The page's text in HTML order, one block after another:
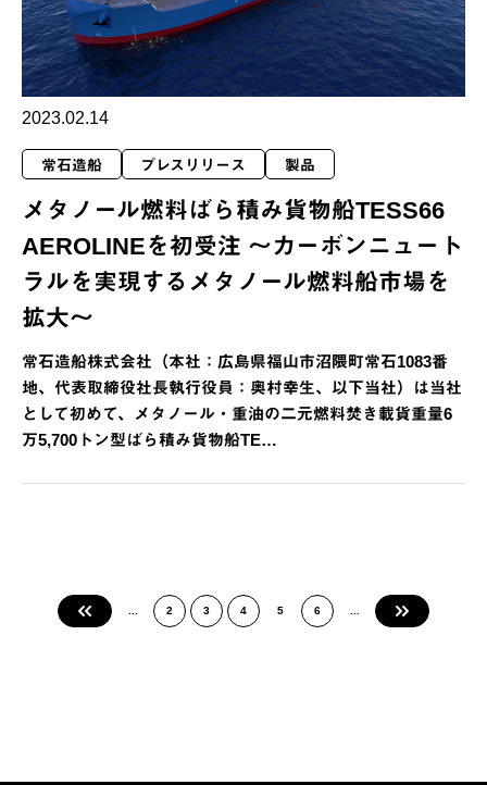
2023.02.14
常石造船 プレスリリース 製品
メタノール燃料ばら積み貨物船TESS66
AEROLINEを初受注 ～カーボンニュート
ラルを実現するメタノール燃料船市場を
拡大～
常石造船株式会社（本社：広島県福山市沼隈町常石1083番
地、代表取締役社長執行役員：奥村幸生、以下当社）は当社
として初めて、メタノール・重油の二元燃料焚き載貨重量6
万5,700トン型ばら積み貨物船TE…
« ... 2 3 4 5 6 ... »